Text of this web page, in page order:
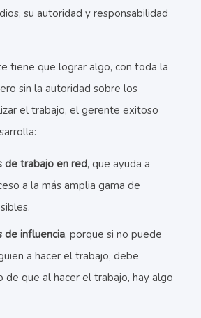
su autoridad y responsabilidad
tiene que lograr algo, con toda la
sin la autoridad sobre los
el trabajo, el gerente exitoso
de trabajo en red, que ayuda a
a la más amplia gama de
de influencia, porque si no puede
a hacer el trabajo, debe
de que al hacer el trabajo, hay algo